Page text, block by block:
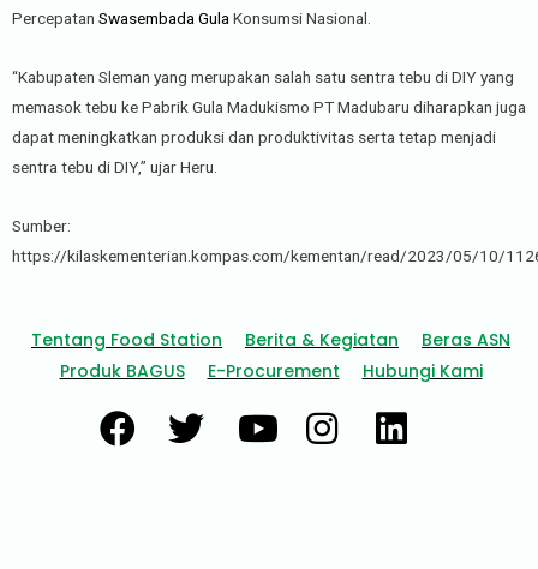
Percepatan Swasembada GulaKonsumsi Nasional.
“Kabupaten Sleman yang merupakan salah satu sentra tebu di DIY yang
memasok tebu ke Pabrik Gula Madukismo PT Madubaru diharapkan juga
dapat meningkatkan produksi dan produktivitas serta tetap menjadi
sentra tebu di DIY,” ujar Heru.
Sumber:
https://kilaskementerian.kompas.com/kementan/read/2023/05/10/
Tentang Food Station Berita & Kegiatan
Beras ASN
Produk BAGUS
E-Procurement Hubungi Kami